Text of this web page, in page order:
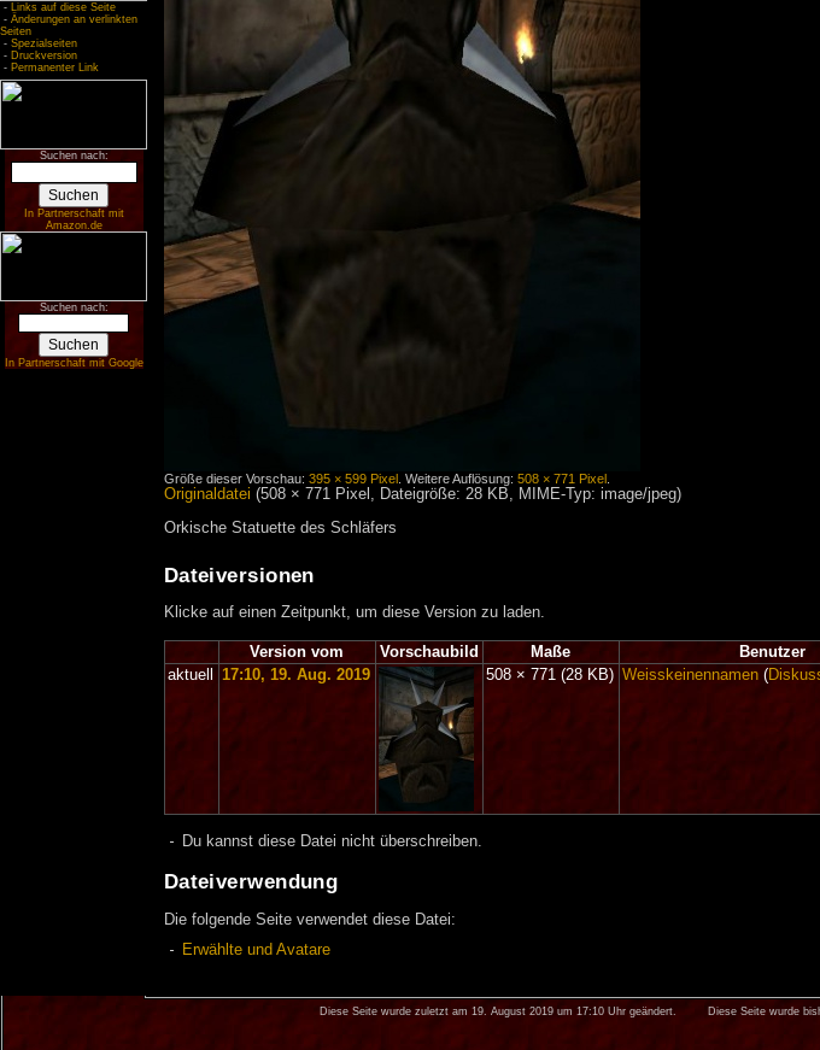
- Links auf diese Seite
- Änderungen an verlinkten
Seiten
- Spezialseiten
- Druckversion
- Permanenter Link
Suchen nach:
In Partnerschaft mit
Amazon.de
Suchen nach:
In Partnerschaft mit Google
Größe dieser Vorschau: 395 × 599 Pixel. Weitere Auflösung: 508 × 771 Pixel.
Originaldatei (508 × 771 Pixel, Dateigröße: 28 KB, MIME-Typ: image/jpeg)
Orkische Statuette des Schläfers
Dateiversionen
Klicke auf einen Zeitpunkt, um diese Version zu laden.
Version vom Vorschaubild Maße Benutzer
aktuell
17:10, 19. Aug. 2019 508 × 771(28 KB) Weisskeinennamen (
Du kannst diese Datei nicht überschreiben.
Dateiverwendung
Die folgende Seite verwendet diese Datei:
Erwählte und Avatare
Diese Seite wurde zuletzt am 19. August 2019 um 17:10 Uhr geändert. Diese Seite wurde